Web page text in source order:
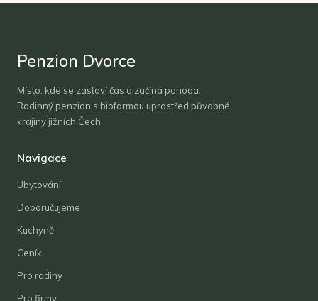
Penzion Dvorce
Místo, kde se zastaví čas a začíná pohoda.
Rodinný penzion s biofarmou uprostřed půvabné
krajiny jižních Čech.
Navigace
Ubytování
Doporučujeme
Kuchyně
Ceník
Pro rodiny
Pro firmy